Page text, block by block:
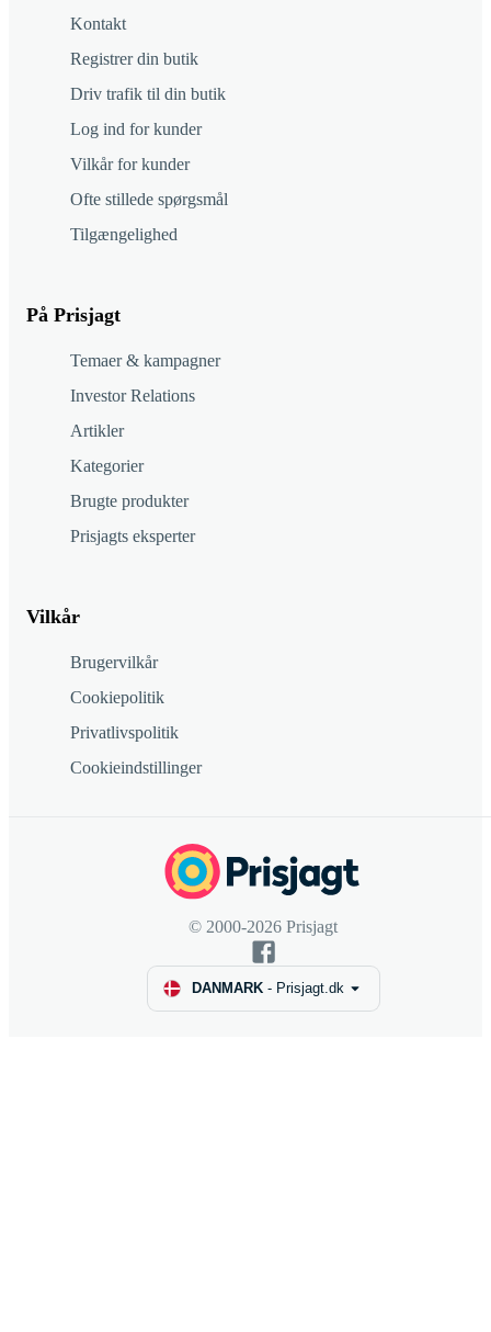
Kontakt
Registrer din butik
Driv trafik til din butik
Log ind for kunder
Vilkår for kunder
Ofte stillede spørgsmål
Tilgængelighed
På Prisjagt
Temaer & kampagner
Investor Relations
Artikler
Kategorier
Brugte produkter
Prisjagts eksperter
Vilkår
Brugervilkår
Cookiepolitik
Privatlivspolitik
Cookieindstillinger
© 2000-2026 Prisjagt
DANMARK- Prisjagt.dk